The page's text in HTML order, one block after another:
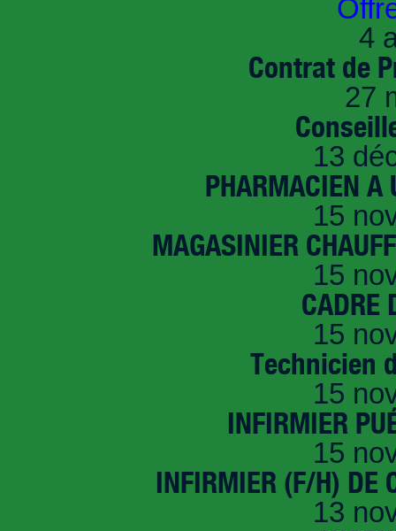
4
Contrat de
27
13
PHARMACIEN A
15
MAGASINIER
15
CADRE
15
Technicien
15
INFIRMIER
15
INFIRMIER (F/H) DE
13